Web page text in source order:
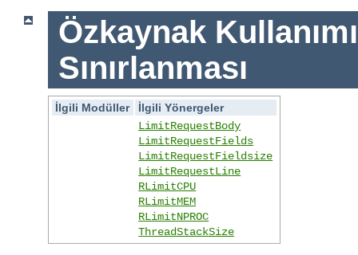
Özkaynak
Sınırlanması
İlgili Modüller
İlgili Yönergeler
LimitRequestBody
LimitRequestFields
LimitRequestFieldsize
LimitRequestLine
RLimitCPU
RLimitMEM
RLimitNPROC
ThreadStackSize